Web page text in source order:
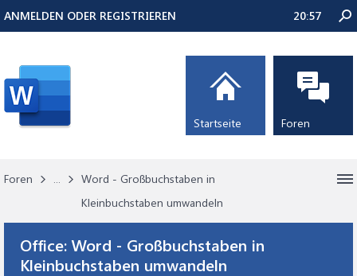
Foren ...
Word - Großbuchstaben in
Kleinbuchstaben umwandeln
Office:Word - Großbuchstaben in
Kleinbuchstaben umwandeln
ANMELDEN ODER REGISTRIEREN 20:57
Startseite Foren